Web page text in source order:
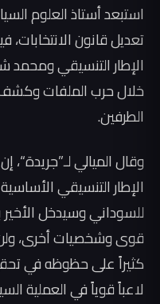
استبعد أستاذ العلوم
تعديل قانون
الإطار التنسيقي ومحمد
خلال حرب الملفات وكشف
الطرفين.
وقال الميالي
الإطار التنسيقي الأساسية
للسوداني وسيدخل
قوى وشخصيات أخرى، ولن
كثيراً على حظوظه في
لاعباً قوياً في العملية